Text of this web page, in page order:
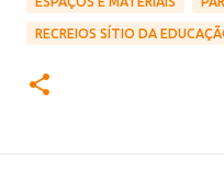
RECREIOS SÍTIO DA